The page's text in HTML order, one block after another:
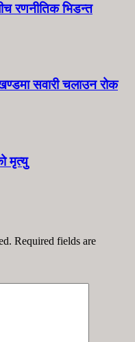
रणनीतिक भिडन्त
सवारी चलाउन रोक
मृत्यु
Required fields are